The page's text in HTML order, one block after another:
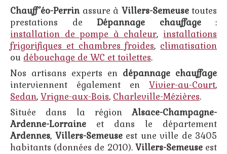
Chauff’éo-Perrin assure à Villers-Semeusetoutes
prestations de Dépannage chauffage:
installation de pompe à chaleur, installations
frigorifiques et chambres froides, climatisation
ou débouchage de WC et toilettes.
Nos artisans experts en dépannage chauffage
interviennent également en Vivier-au-Court,
Sedan, Vrigne-aux-Bois, Charleville-Mézières.
Située dans la régionAlsace-Champagne-
Ardenne-Lorraine et dans le département
Ardennes, Villers-Semeuseest une ville de 3405
habitants (données de 2010). Villers-Semeuseest